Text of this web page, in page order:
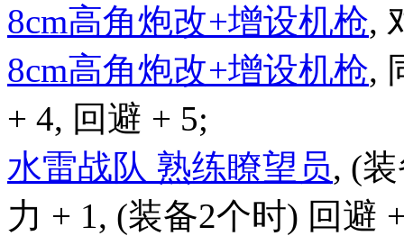
8cm高角炮改+增设机枪,
8cm高角炮改+增设机枪,
+ 4, 回避 + 5;
水雷战队 熟练瞭望员, (
力 + 1, (装备2个时) 回避